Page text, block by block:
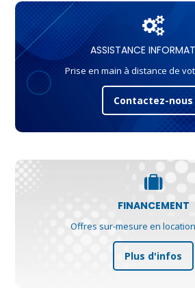
ASSISTANCE
Prise en main à distance de
Contactez-nous
FINANCEMENT
Offres sur-mesure en
Plus d'infos